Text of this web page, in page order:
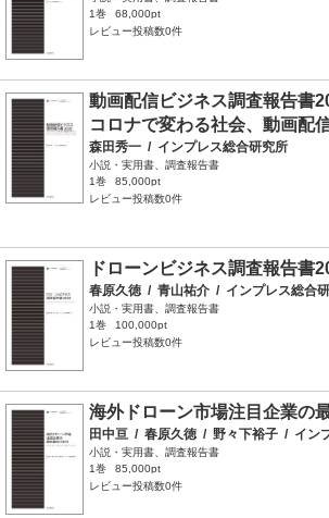
1巻
68,000pt
レビュー投稿数0件
動画配信ビジネス調査報告書
コロナで変わる社会、動画配
森田秀一 / インプレス総合研究所
小説・実用書、調査報告書
1巻
85,000pt
レビュー投稿数0件
ドローンビジネス調査報告書
春原久徳 / 青山祐介 / インプレス総合
小説・実用書、調査報告書
1巻
100,000pt
レビュー投稿数0件
海外ドローン市場注目企業の
田中亘 / 春原久徳 / 野々下裕子 / イン
小説・実用書、調査報告書
1巻
85,000pt
レビュー投稿数0件